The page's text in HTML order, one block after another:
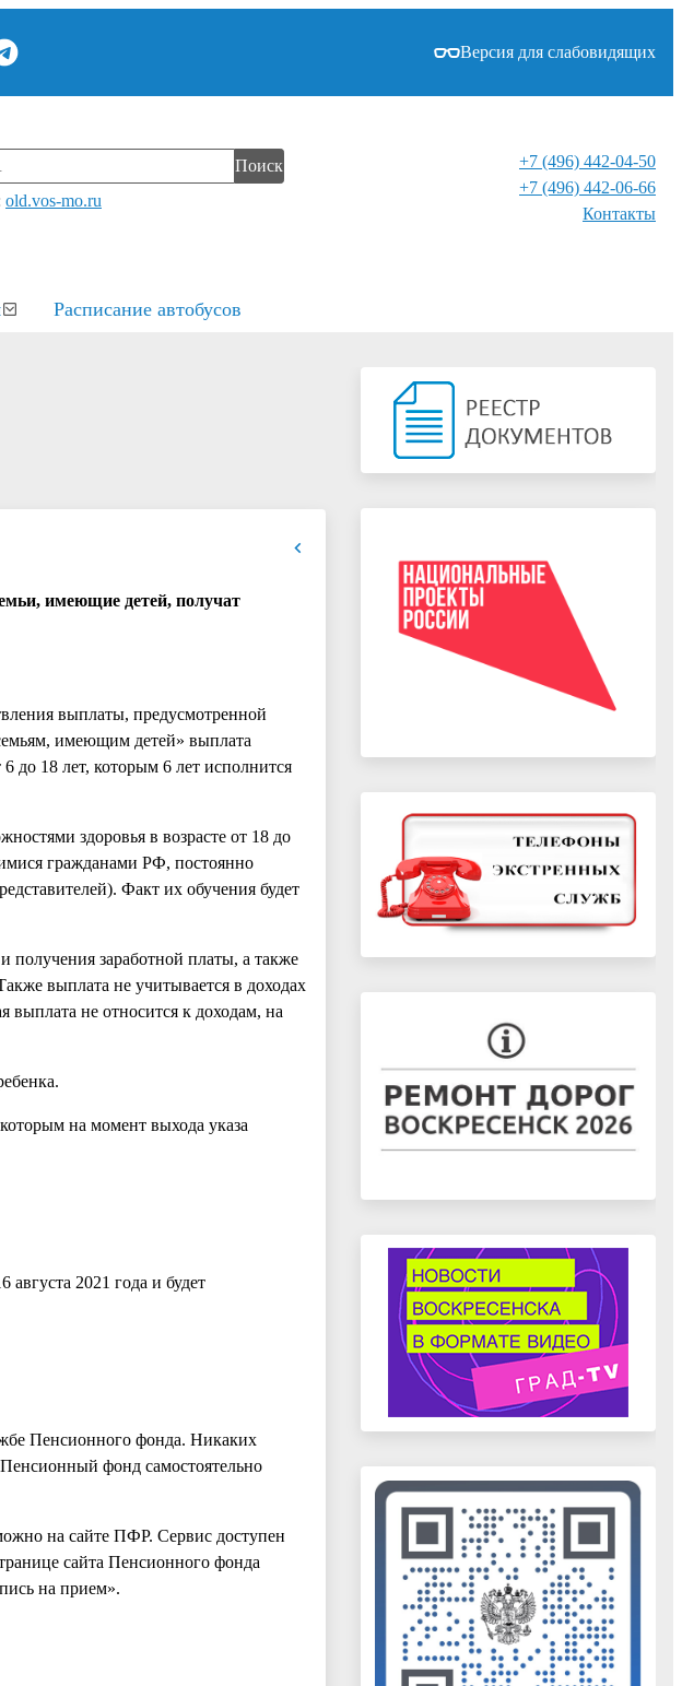
Версия для слабовидящих
Поиск
old.vos-mo.ru
+7 (496) 442-04-50
+7 (496) 442-06-66
Контакты⁠
Расписание автобусов
имеющие детей, получат
выплаты, предусмотренной
имеющим детей» выплата
до 18 лет, которым 6 лет исполнится
здоровья в возрасте от 18 до
гражданами РФ, постоянно
Факт их обучения будет
получения заработной платы, а также
выплата не учитывается в доходах
не относится к доходам, на
на момент выхода указа
2021 года и будет
Пенсионного фонда. Никаких
Пенсионный фонд самостоятельно
на сайте ПФР. Сервис доступен
сайта Пенсионного фонда
на прием».